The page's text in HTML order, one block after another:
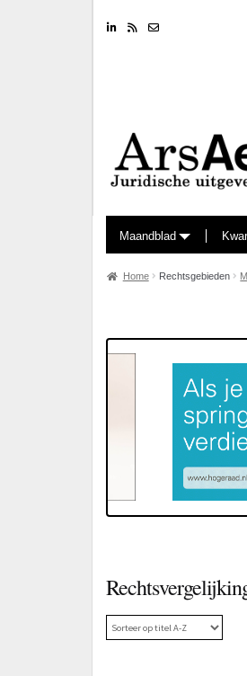
LinkedinRSS feed
Maandblad
Home Rechtsgebieden